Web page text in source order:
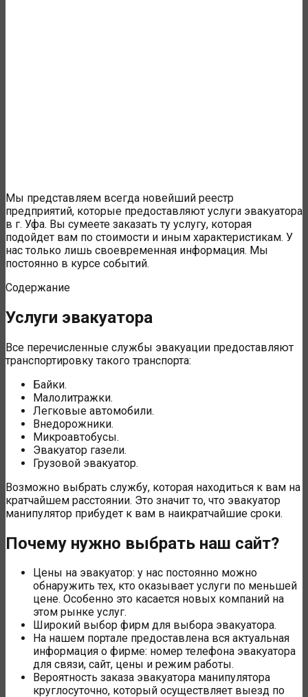
Мы представляем всегда новейший реестр
предприятий, которые предоставляют услуги эвакуатора
в г. Уфа. Вы сумеете заказать ту услугу, которая
подойдет вам по стоимости и иным характеристикам. У
нас только лишь своевременная информация. Мы
постоянно в курсе событий.
Содержание
Услуги эвакуатора
Все перечисленные службы эвакуации предоставляют
транспортировку такого транспорта:
Байки.
Малолитражки.
Легковые автомобили.
Внедорожники.
Микроавтобусы.
Эвакуатор газели.
Грузовой эвакуатор.
Возможно выбрать службу, которая находиться к вам на
кратчайшем расстоянии. Это значит то, что эвакуатор
манипулятор прибудет к вам в наикратчайшие сроки.
Почему нужно выбрать наш сайт?
Цены на эвакуатор: у нас постоянно можно
обнаружить тех, кто оказывает услуги по меньшей
цене. Особенно это касается новых компаний на
этом рынке услуг.
Широкий выбор фирм для выбора эвакуатора.
На нашем портале предоставлена вся актуальная
информация о фирме: номер телефона эвакуатора
для связи, сайт, цены и режим работы.
Вероятность заказа эвакуатора манипулятора
круглосуточно, который осуществляет выезд по